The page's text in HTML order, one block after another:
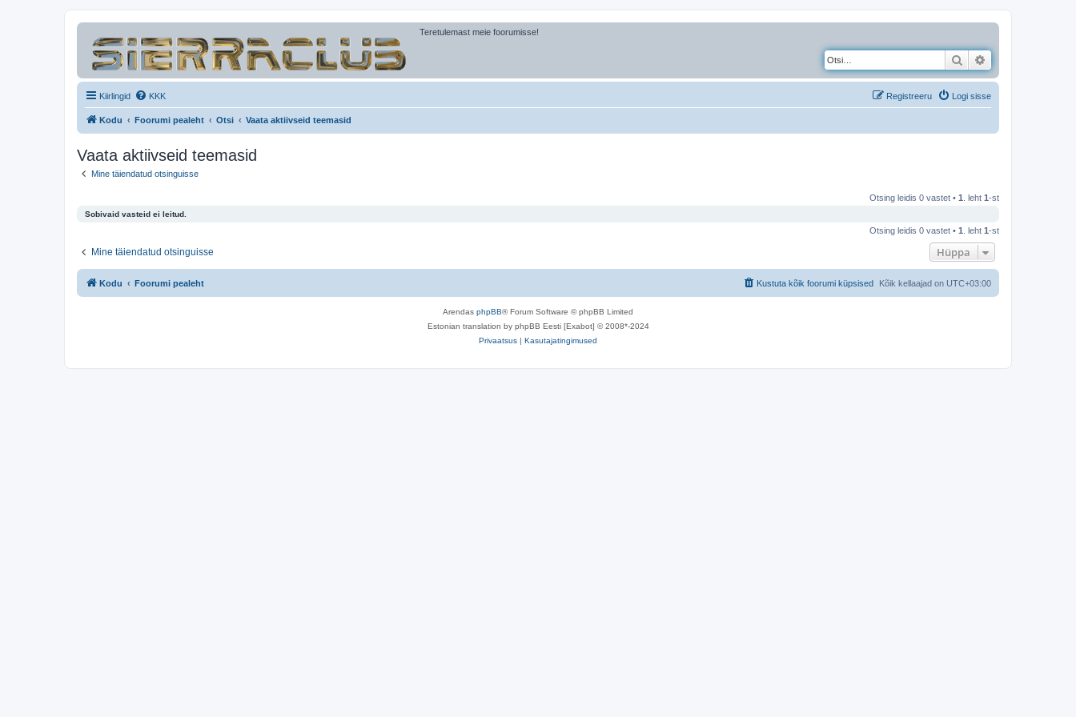
Teretulemast meie foorumisse!
Otsi
Kiirlingid KKK Logi sisse
Registreeru
Kodu Foorumi pealeht Otsi Vaata aktiivseid teemasid
Vaata aktiivseid teemasid
Mine täiendatud otsinguisse
Otsing leidis 0 vastet • 1 . leht 1-st
Sobivaid vasteid ei leitud.
Otsing leidis 0 vastet • 1 . leht 1-st
Mine täiendatud otsinguisse Hüppa
Kodu Foorumi pealeht Kõik kellaajad on UTC+03:00
Kustuta kõik foorumi küpsised
Arendas phpBB® Forum Software © phpBB Limited
Estonian translation by phpBB Eesti [Exabot] © 2008*-2024
Privaatsus | Kasutajatingimused